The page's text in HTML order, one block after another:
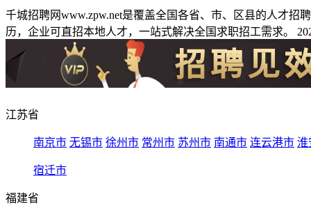
千城招聘网www.zpw.net是覆盖全国各省、市、区县的人才
历，企业可直招本地人才，一站式解决全国求职招工需求。
江苏省
南京市 无锡市 徐州市 常州市 苏州市 南通市 连云港市 淮
宿迁市
福建省